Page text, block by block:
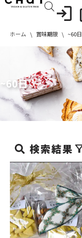
ン
へ
ス
キ
ホーム \ 賞味期限 \ ~60日
~60日
検索結果